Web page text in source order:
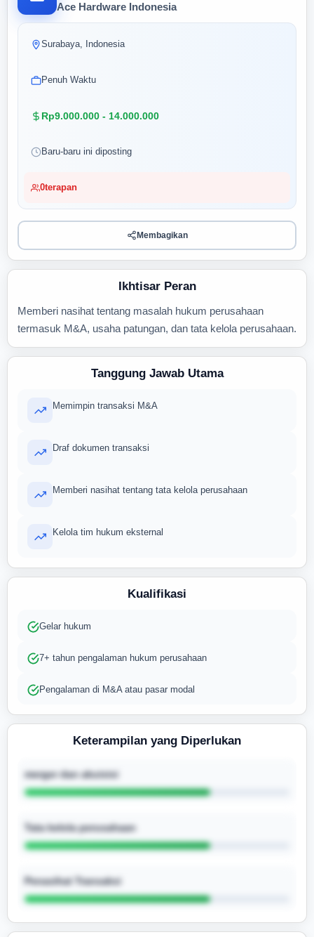
Ace Hardware Indonesia
Surabaya, Indonesia
Penuh Waktu
Rp9.000.000 - 14.000.000
Baru-baru ini diposting
0terapan
Membagikan
Ikhtisar Peran
Memberi nasihat tentang masalah hukum perusahaan
termasuk M&A, usaha patungan, dan tata kelola perusahaan.
Tanggung Jawab Utama
Memimpin transaksi M&A
Draf dokumen transaksi
Memberi nasihat tentang tata kelola perusahaan
Kelola tim hukum eksternal
Kualifikasi
Gelar hukum
7+ tahun pengalaman hukum perusahaan
Pengalaman di M&A atau pasar modal
Keterampilan yang Diperlukan
merger dan akuisisi
Tata kelola perusahaan
Penasihat Transaksi